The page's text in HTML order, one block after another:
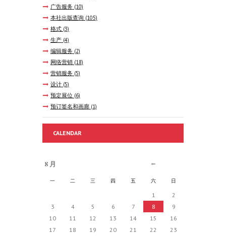
广告服务(10)
本社出版查询 (105)
格式(3)
生产(4)
编辑服务(2)
网络营销(18)
营销服务(5)
设计(5)
预定展位 (6)
预订签名和画廊(1)
CALENDAR
8 月
一 二 三 四 五 六 日
1
2
3
4 5 6 7 8
9
10
11 12 13 14 15
16
17
18 19 20 21 22 23